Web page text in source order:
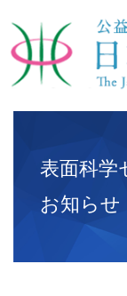
表面科学
お知らせ